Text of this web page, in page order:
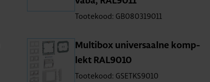
Tootekood: GB080319011
Mul­ti­box uni­ver­saalne komp­
lekt RAL9010
Tootekood: GSETKS9010